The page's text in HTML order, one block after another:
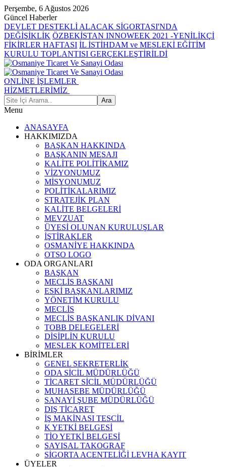
Perşembe, 6 Ağustos 2026
Güncel Haberler
DEVLET DESTEKLİ ALACAK SİGORTASI'NDA
DEĞİŞİKLİK ÖZBEKİSTAN INNOWEEK 2021 -YENİLİKÇİ
FİKİRLER HAFTASI İL İSTİHDAM ve MESLEKİ EĞİTİM
KURULU TOPLANTISI GERÇEKLEŞTİRİLDİ
ONLİNE İŞLEMLER
HİZMETLERİMİZ
Menu
ANASAYFA
HAKKIMIZDA
BAŞKAN HAKKINDA
BAŞKANIN MESAJI
KALİTE POLİTİKAMIZ
VİZYONUMUZ
MİSYONUMUZ
POLİTİKALARIMIZ
STRATEJİK PLAN
KALİTE BELGELERİ
MEVZUAT
ÜYESİ OLUNAN KURULUŞLAR
İŞTİRAKLER
OSMANİYE HAKKINDA
OTSO LOGO
ODA ORGANLARI
BAŞKAN
MECLİS BAŞKANI
ESKİ BAŞKANLARIMIZ
YÖNETİM KURULU
MECLİS
MECLİS BAŞKANLIK DİVANI
TOBB DELEGELERİ
DİSİPLİN KURULU
MESLEK KOMİTELERİ
BİRİMLER
GENEL SEKRETERLİK
ODA SİCİL MÜDÜRLÜĞÜ
TİCARET SİCİL MÜDÜRLÜĞÜ
MUHASEBE MÜDÜRLÜĞÜ
SANAYİ ŞUBE MÜDÜRLÜĞÜ
DIŞ TİCARET
İŞ MAKİNASI TESCİL
K YETKİ BELGESİ
TİO YETKİ BELGESİ
SAYISAL TAKOGRAF
SİGORTA ACENTELİĞİ LEVHA KAYIT
ÜYELER